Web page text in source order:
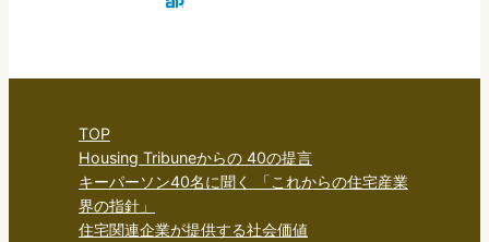
TOP
Housing Tribuneからの 40の提言
キーパーソン40名に聞く 「これからの住宅産業
界の指針」
住宅関連企業が提供する社会価値